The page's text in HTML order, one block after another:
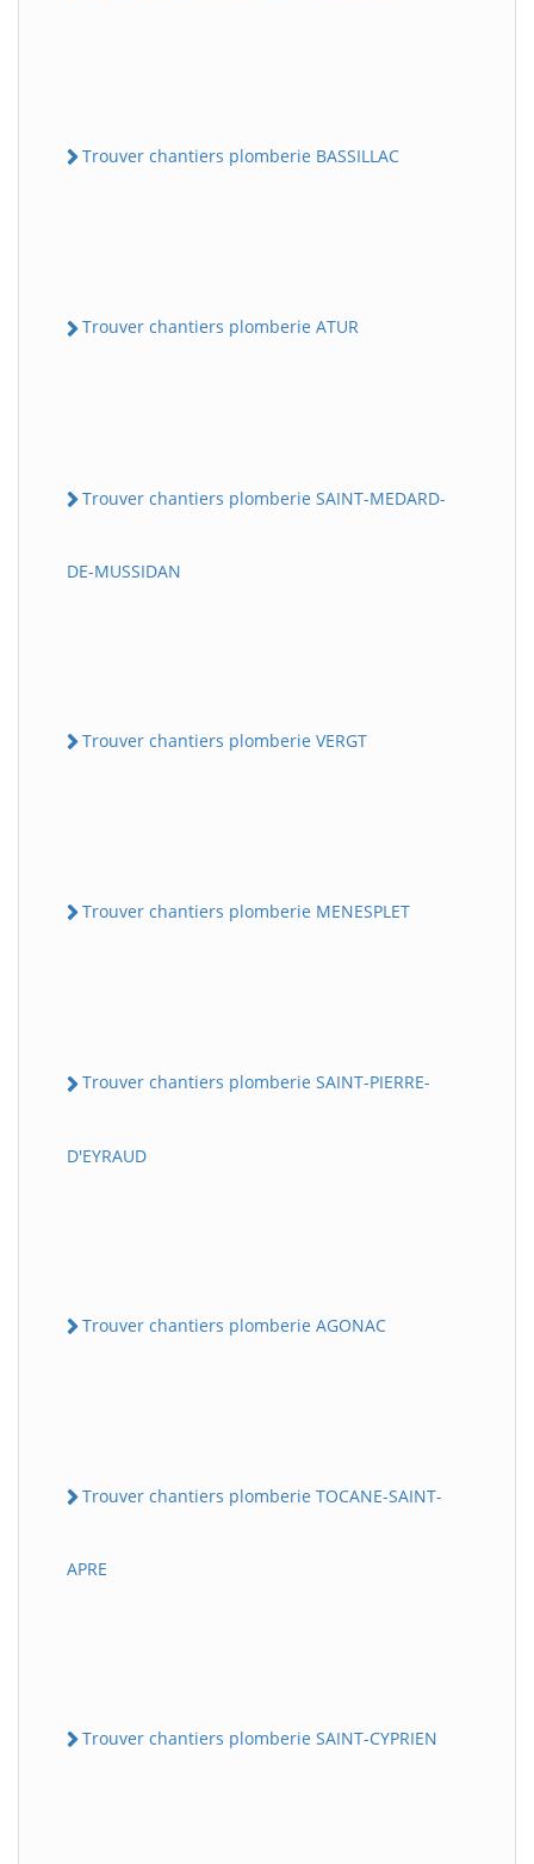
Trouver chantiers plomberie BASSILLAC
Trouver chantiers plomberie ATUR
Trouver chantiers plomberie SAINT-MEDARD-
DE-MUSSIDAN
Trouver chantiers plomberie VERGT
Trouver chantiers plomberie MENESPLET
Trouver chantiers plomberie SAINT-PIERRE-
D'EYRAUD
Trouver chantiers plomberie AGONAC
Trouver chantiers plomberie TOCANE-SAINT-
APRE
Trouver chantiers plomberie SAINT-CYPRIEN